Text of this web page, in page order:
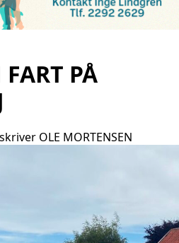
PÅ
OLE MORTENSEN